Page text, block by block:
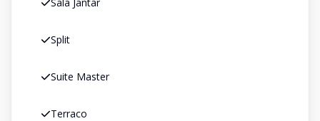
Split
Suite Master
Terraco